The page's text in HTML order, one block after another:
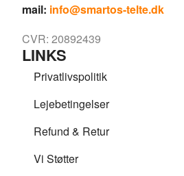
mail: info@smartos-telte.dk
CVR: 20892439
LINKS
Privatlivspolitik
Lejebetingelser
Refund & Retur
Vi Støtter